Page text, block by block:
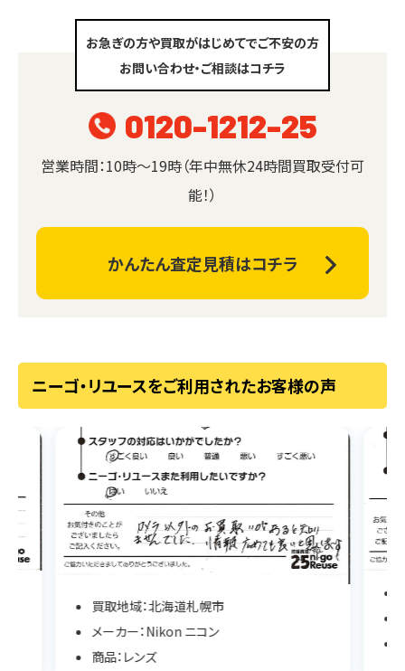
お急ぎの方や買取がはじめてでご不安の方
お問い合わせ・ご相談はコチラ
0120-1212-25
営業時間：10時～19時（年中無休24時間買取受付可
能！）
かんたん査定見積はコチラ
ニーゴ・リユースをご利用されたお客様の声
買取地域：北海道札幌市
メーカー：Nikon ニコン
商品：レンズ